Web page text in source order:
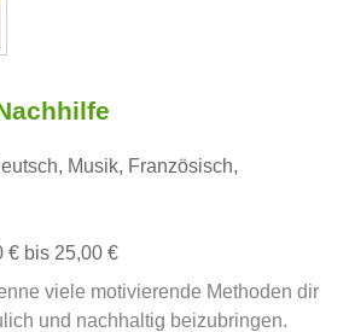
Musik, Französisch,
€ bis 25,00 €
viele motivierende Methoden dir
und nachhaltig beizubringen.